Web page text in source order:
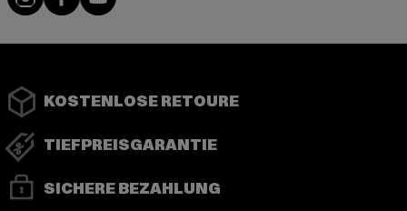
KOSTENLOSE RETOURE
TIEFPREISGARANTIE
SICHERE BEZAHLUNG